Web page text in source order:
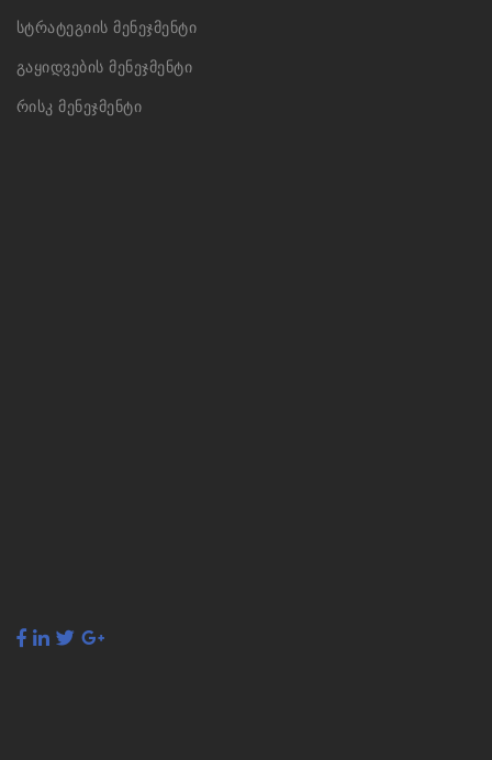
სტრატეგიის მენეჯმენტი
გაყიდვების მენეჯმენტი
რისკ მენეჯმენტი